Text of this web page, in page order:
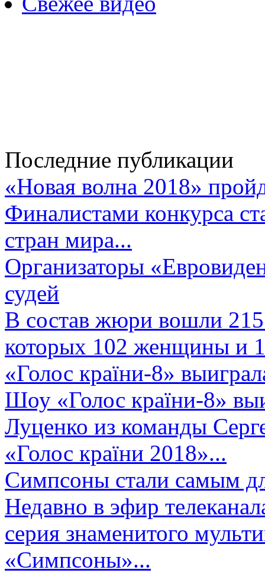
Последние публикации
«Новая волна 2018»
Финалистами конкурса
стран мира...
Организаторы
судей
В состав жюри вошли 215
которых 102 женщины и
«Голос країни-8»
Шоу «Голос країни-8»
Луценко из команды
«Голос країни 2018»...
Симпсоны стали самым
Недавно в эфир
серия знаменитого
«Симпсоны»...